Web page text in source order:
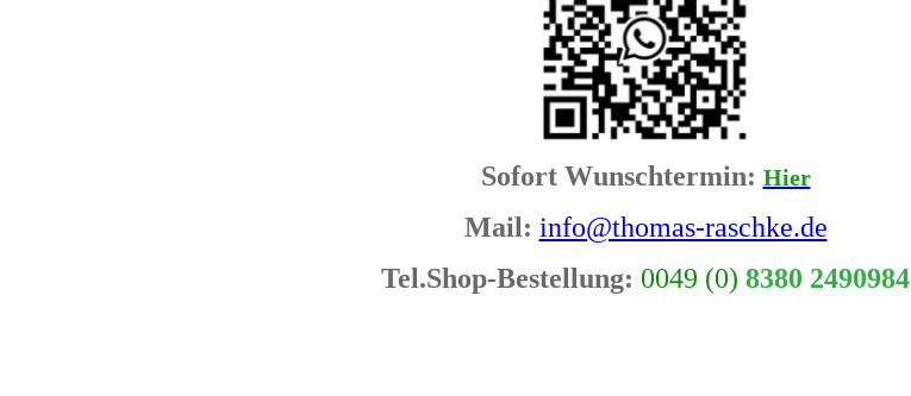
Sofort Wunschtermin: Hier
Mail: info@thomas-raschke.de
Tel.Shop-Bestellung: 0049 (0) 8380 2490984